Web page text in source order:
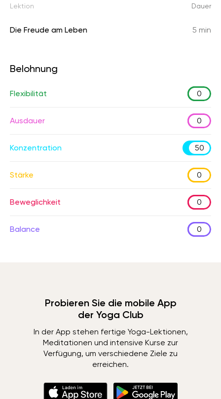
Lektion Dauer
Die Freude am Leben 5 min
Belohnung
Flexibilität 0
Ausdauer 0
Konzentration 50
Stärke 0
Beweglichkeit 0
Balance 0
Probieren Sie die mobile App
der Yoga Club
In der App stehen fertige Yoga-Lektionen,
Meditationen und intensive Kurse zur
Verfügung, um verschiedene Ziele zu
erreichen.